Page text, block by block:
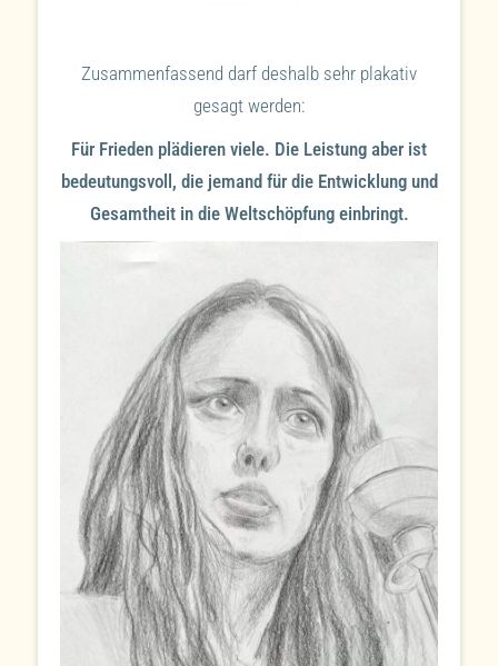
Zusammenfassend darf deshalb sehr plakativ
gesagt werden:
Für Frieden plädieren viele. Die Leistung aber ist
bedeutungsvoll, die jemand für die Entwicklung und
Gesamtheit in die Weltschöpfung einbringt.